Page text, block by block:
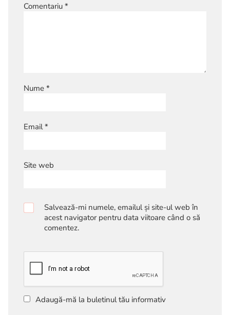
Comentariu *
Nume *
Email*
Site web
Salvează-mi numele, emailul și site-ul web în
acest navigator pentru data viitoare când o să
comentez.
Adaugă-mă la buletinul tău informativ